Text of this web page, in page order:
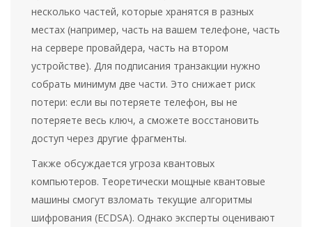
несколько частей, которые хранятся в разных
местах (например, часть на вашем телефоне, часть
на сервере провайдера, часть на втором
устройстве). Для подписания транзакции нужно
собрать минимум две части. Это снижает риск
потери: если вы потеряете телефон, вы не
потеряете весь ключ, а сможете восстановить
доступ через другие фрагменты.
Также обсуждается угроза квантовых
компьютеров. Теоретически мощные квантовые
машины смогут взломать текущие алгоритмы
шифрования (ECDSA). Однако эксперты оценивают